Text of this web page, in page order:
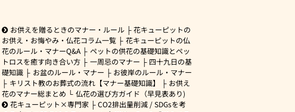
お供えを贈るときのマナー・ルール
花キューピットの
お供え・お悔やみ・仏花コラム一覧
花キューピットの仏
花のルール・マナーQ&A
ペットの供花の基礎知識とペッ
トロスを癒す向き合い方
一周忌のマナー
四十九日の基
礎知識
お盆のルール・マナー
お彼岸のルール・マナー
キリスト教のお葬式の流れ【マナー基礎知識】
お供え
花のマナー総まとめ
仏花の選び方ガイド（早見表あり)
花キューピット×専門家
CO2排出量削減 / SDGsを考